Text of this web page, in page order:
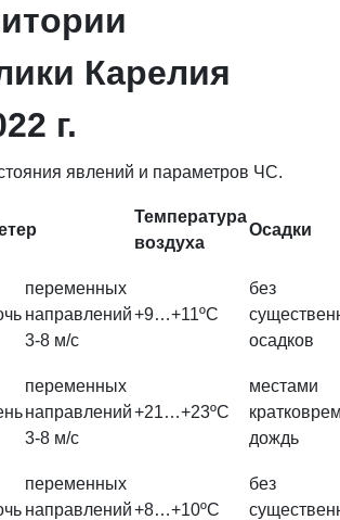
Карелия
г.
явлений и параметров ЧС.
Температура
воздуха
Осадки
переменных
направлений
3-8 м/с
+9…+11ºС
без
осадков
переменных
направлений
3-8 м/с
+21…+23ºС
местами
дождь
переменных
направлений+8…+10ºС
без